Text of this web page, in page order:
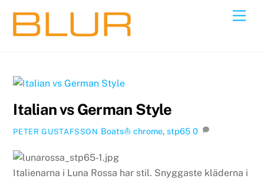
content
Italian vs German Style
PETER GUSTAFSSON Boats⛵️ chrome, stp65 0
Italienarna i Luna Rossa har stil. Snyggaste kläderna i